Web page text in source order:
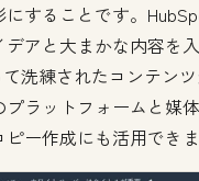
にすることです。
デアと大まかな内容を
洗練されたコンテン
ラットフォームと媒
ー作成にも活用できま